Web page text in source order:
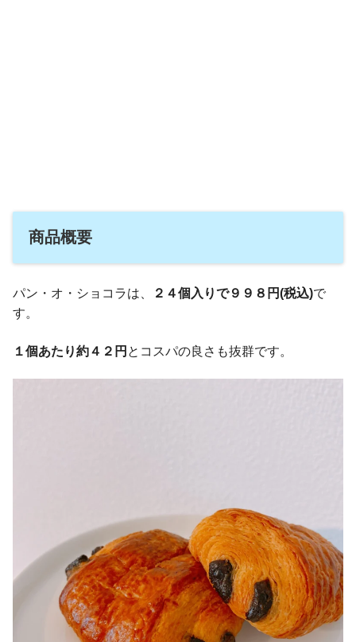
商品概要
パン・オ・ショコラは、 ２４個入りで９９８円(税込)で
す。
１個あたり約４２円 とコスパの良さも抜群です。